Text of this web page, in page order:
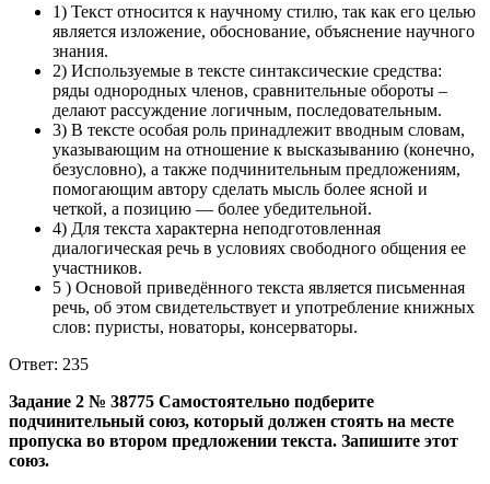
1) Текст относится к научному стилю, так как его целью
является изложение, обоснование, объяснение научного
знания.
2) Используемые в тексте синтаксические средства:
ряды однородных членов, сравнительные обороты –
делают рассуждение логичным, последовательным.
3) В тексте особая роль принадлежит вводным словам,
указывающим на отношение к высказыванию (конечно,
безусловно), а также подчинительным предложениям,
помогающим автору сделать мысль более ясной и
четкой, а позицию — более убедительной.
4) Для текста характерна неподготовленная
диалогическая речь в условиях свободного общения ее
участников.
5 ) Основой приведённого текста является письменная
речь, об этом свидетельствует и употребление книжных
слов: пуристы, новаторы, консерваторы.
Ответ: 235
Задание 2 № 38775 Самостоятельно подберите
подчинительный союз, который должен стоять на месте
пропуска во втором предложении текста. Запишите этот
союз.